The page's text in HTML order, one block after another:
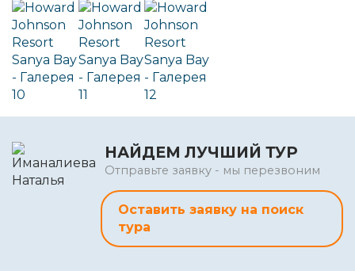
НАЙДЕМ ЛУЧШИЙ ТУР
Отправьте заявку - мы перезвоним
Оставить заявку на поиск
тура